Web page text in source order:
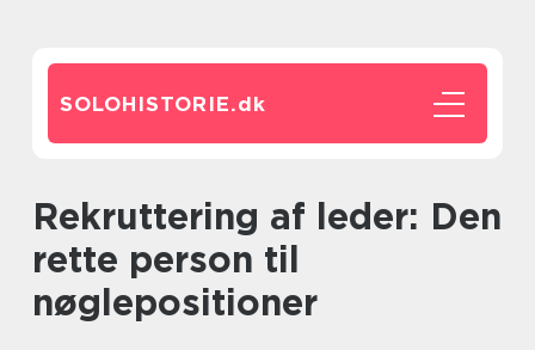
SOLOHISTORIE.dk
Rekruttering af leder: Den
rette person til
nøglepositioner